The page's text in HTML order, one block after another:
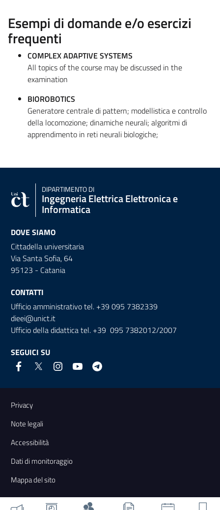
Esempi di domande e/o esercizi
frequenti
COMPLEX ADAPTIVE SYSTEMS
All topics of the course may be discussed in the
examination
BIOROBOTICS
Generatore centrale di pattern; modellistica e controllo
della locomozione; dinamiche neurali; algoritmi di
apprendimento in reti neurali biologiche;
DIPARTIMENTO DI
Ingegneria Elettrica Elettronica e
Informatica
DOVE SIAMO
Cittadella universitaria
Via Santa Sofia, 64
95123 - Catania
CONTATTI
Ufficio amministrativo tel. +39 095 7382339
dieei@unict.it
Ufficio della didattica tel. +39 095 7382012/2007
SEGUICI SU
Link e informazioni utili
Privacy
Note legali
Accessibilità
Dati di monitoraggio
Mappa del sito